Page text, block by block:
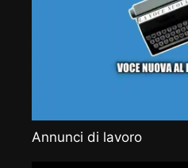
Annunci di lavoro